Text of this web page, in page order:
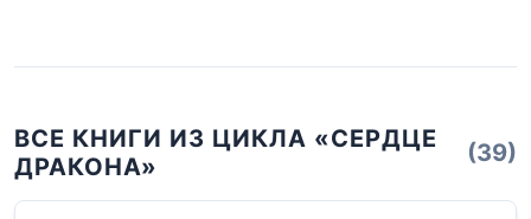
ВСЕ КНИГИ ИЗ ЦИКЛА «СЕРДЦЕ
ДРАКОНА»
(39)